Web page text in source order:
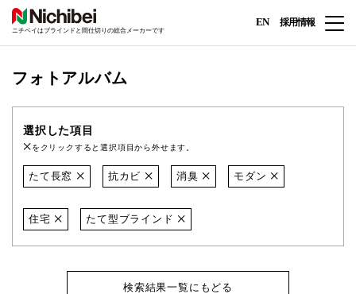
ニチベイはブラインドと間仕切りの総合メーカーです
EN 採用情報
フォトアルバム
選択した項目
をクリックすると選択項目から外せます。
たて長窓 抗カビ 消臭 モダン
住宅 たて型ブラインド
検索結果一覧にもどる